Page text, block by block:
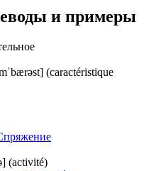
и примеры
(caractéristique
(activité)